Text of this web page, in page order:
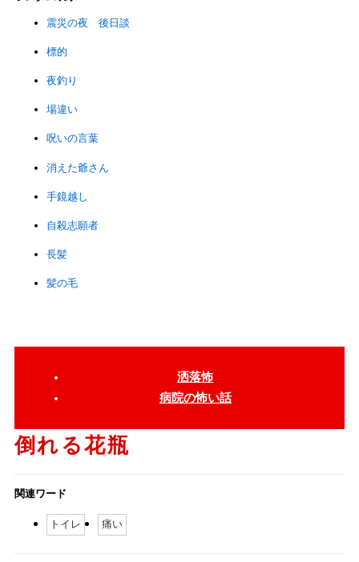
震災の夜 後日談
標的
夜釣り
場違い
呪いの言葉
消えた爺さん
手鏡越し
自殺志願者
長髪
髪の毛
洒落怖
病院の怖い話
倒れる花瓶
関連ワード
トイレ 痛い